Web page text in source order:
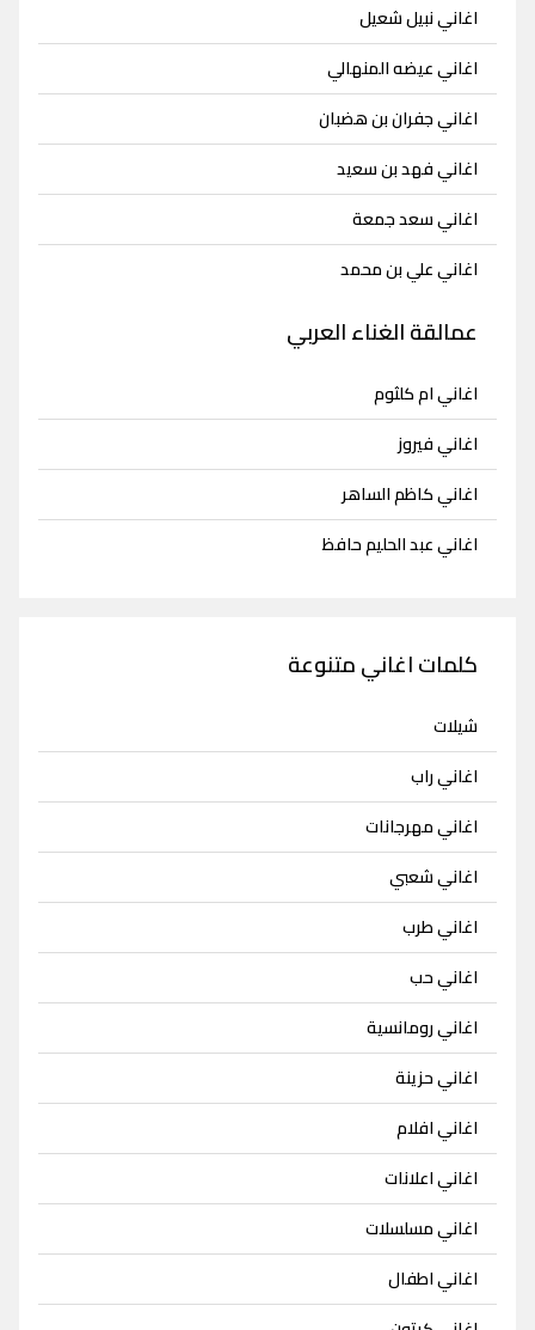
اغاني نبيل شعيل
اغاني عيضه المنهالي
اغاني جفران بن هضبان
اغاني فهد بن سعيد
اغاني سعد جمعة
اغاني علي بن محمد
عمالقة الغناء العربي
اغاني ام كلثوم
اغاني فيروز
اغاني كاظم الساهر
اغاني عبد الحليم حافظ
كلمات اغاني متنوعة
شيلات
اغاني راب
اغاني مهرجانات
اغاني شعبي
اغاني طرب
اغاني حب
اغاني رومانسية
اغاني حزينة
اغاني افلام
اغاني اعلانات
اغاني مسلسلات
اغاني اطفال